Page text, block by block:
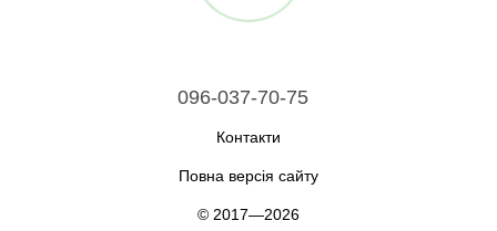
096-037-70-75
Контакти
Повна версія сайту
© 2017—2026